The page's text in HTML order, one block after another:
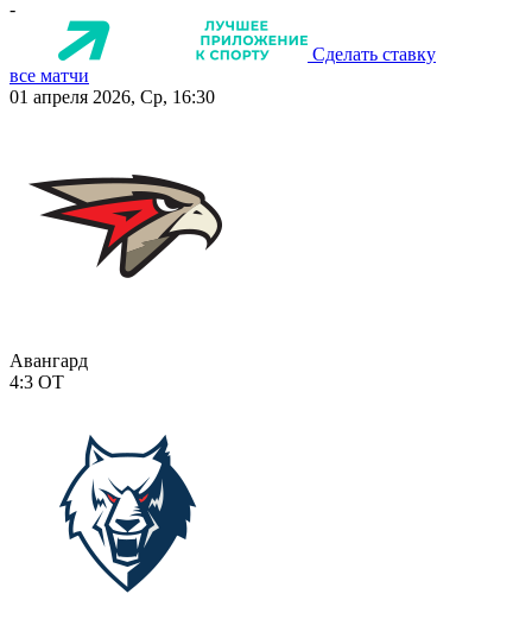
-
Сделать ставку
все матчи
01 апреля 2026, Ср, 16:30
Авангард
4:3 ОТ